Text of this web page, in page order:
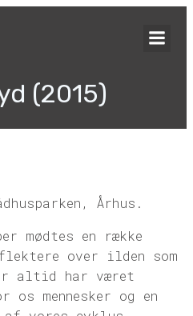
(2015)
Århus.
mødtes en række
over ilden som
altid har været
os mennesker og en